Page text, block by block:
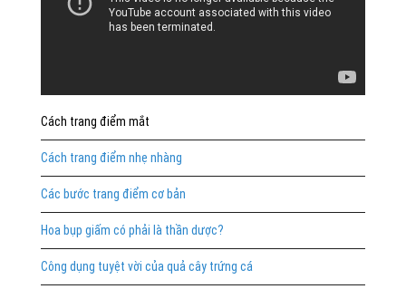
Cách trang điểm mắt
Cách trang điểm nhẹ nhàng
Các bước trang điểm cơ bản
Hoa bụp giấm có phải là thần dược?
Công dụng tuyệt vời của quả cây trứng cá